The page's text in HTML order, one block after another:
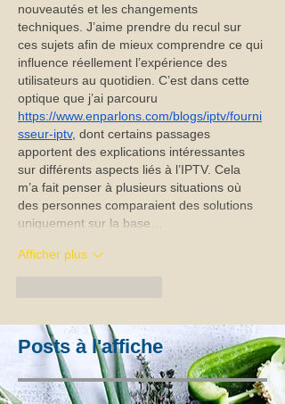
nouveautés et les changements
techniques. J’aime prendre du recul sur
ces sujets afin de mieux comprendre ce qui
influence réellement l’expérience des
utilisateurs au quotidien. C’est dans cette
optique que j’ai parcouru
https://www.enparlons.com/blogs/iptv/fourni
sseur-iptv, dont certains passages
apportent des explications intéressantes
sur différents aspects liés à l’IPTV. Cela
m’a fait penser à plusieurs situations où
des personnes comparaient des solutions
uniquement sur la base…
Afficher plus
Posts à l'affiche